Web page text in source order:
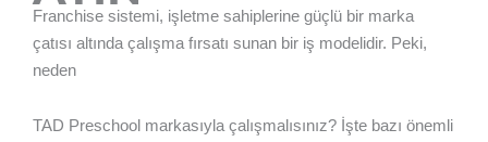
Franchise sistemi, işletme sahiplerine güçlü bir marka
çatısı altında çalışma fırsatı sunan bir iş modelidir. Peki,
neden
TAD Preschool markasıyla çalışmalısınız? İşte bazı önemli